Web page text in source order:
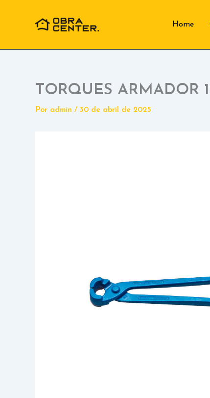
Home
TORQUES ARMADOR
Por admin / 30 de abril de 2025